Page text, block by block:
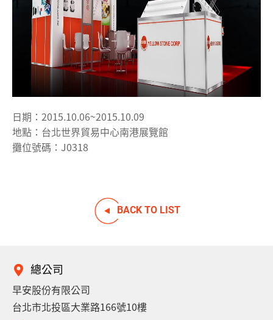
日期：2015.10.06~2015.10.09
地點：台北世界貿易中心南港展覽館
攤位號碼：J0318
BACK TO LIST
總公司
早安股份有限公司
台北市北投區大業路166號10樓